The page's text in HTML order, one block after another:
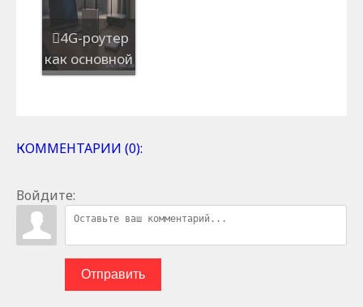
4G-роутер
как основной
интернет:
КОММЕНТАРИИ (0):
Войдите:
Отправить